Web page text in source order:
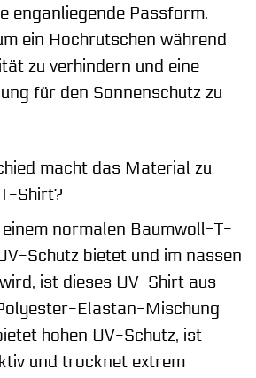
enganliegende Passform.
ein Hochrutschen während
zu verhindern und eine
für den Sonnenschutz zu
macht das Material zu
Shirt?
einem normalen Baumwoll-T-
Schutz bietet und im nassen
ist dieses UV-Shirt aus
Elastan-Mischung
hohen UV-Schutz, ist
und trocknet extrem